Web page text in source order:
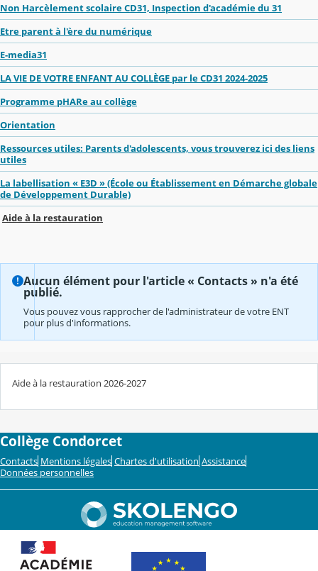
Non Harcèlement scolaire CD31, Inspection d'académie du 31
Etre parent à l'ère du numérique
E-media31
LA VIE DE VOTRE ENFANT AU COLLÈGE par le CD31 2024-2025
Programme pHARe au collège
Orientation
Ressources utiles: Parents d'adolescents, vous trouverez ici des liens
utiles
La labellisation « E3D » (École ou Établissement en Démarche globale
de Développement Durable)
Aide à la restauration
Aucun élément pour l'article « Contacts » n'a été
publié.
Vous pouvez vous rapprocher de l'administrateur de votre ENT
pour plus d'informations.
Aide à la restauration 2026-2027
Collège Condorcet
Contacts Mentions légales Chartes d'utilisation Assistance
Données personnelles